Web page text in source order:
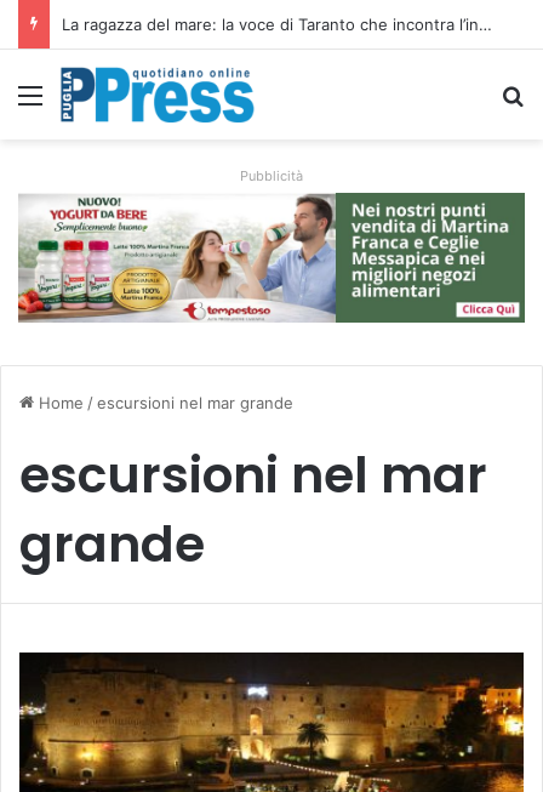
Siccità e caro gasolio colpiscono le campagne pugliesi: irrigare costa il 50,6% in più
Menu
Pubblicità
Home /escursioni nel mar grande
escursioni nel mar
grande